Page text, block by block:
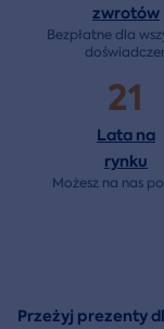
zwrotów
Bezpłatne dla
21
Lata na
rynku
Możesz na nas
Przeżyj prezenty